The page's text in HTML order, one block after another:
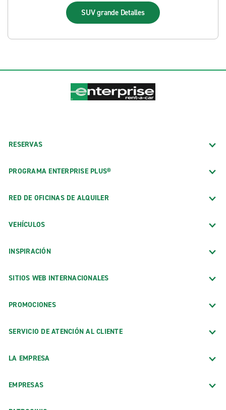
SUV grande Detalles
RESERVAS
PROGRAMA ENTERPRISE PLUS®
RED DE OFICINAS DE ALQUILER
VEHÍCULOS
INSPIRACIÓN
SITIOS WEB INTERNACIONALES
PROMOCIONES
SERVICIO DE ATENCIÓN AL CLIENTE
LA EMPRESA
EMPRESAS